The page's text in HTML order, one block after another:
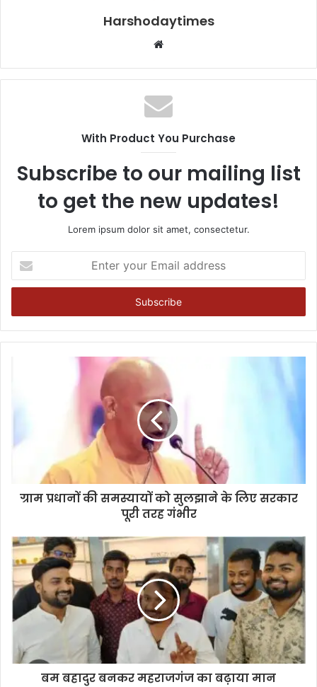
Harshodaytimes
Website
With Product You Purchase
Subscribe to our mailing list
to get the new updates!
Lorem ipsum dolor sit amet, consectetur.
your
Email
ग्राम प्रधानों की समस्यायों को सुलझाने के लिए सरकार
पूरी तरह गंभीर
बम बहादुर बनकर महराजगंज का बढ़ाया मान